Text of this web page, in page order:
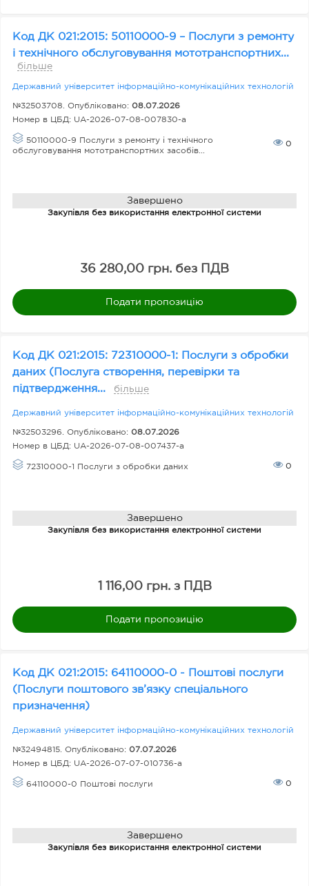
Код ДК 021:2015: 50110000-9 – Послуги з ремонту
і технічного обслуговування мототранспортних...
більше
Державний університет інформаційно-комунікаційних технологій
№32503708. Опубліковано: 08.07.2026
Номер в ЦБД: UA-2026-07-08-007830-a
50110000-9 Послуги з ремонту і технічного
обслуговування мототранспортних засобів...
0
Завершено
Закупівля без використання електронної системи
36 280,00 грн. без ПДВ
Подати пропозицію
Код ДК 021:2015: 72310000-1: Послуги з обробки
даних (Послуга створення, перевірки та
підтвердження...
більше
Державний університет інформаційно-комунікаційних технологій
№32503296. Опубліковано: 08.07.2026
Номер в ЦБД: UA-2026-07-08-007437-a
72310000-1 Послуги з обробки даних 0
Завершено
Закупівля без використання електронної системи
1 116,00 грн. з ПДВ
Подати пропозицію
Код ДК 021:2015: 64110000-0 - Поштові послуги
(Послуги поштового зв’язку спеціального
призначення)
Державний університет інформаційно-комунікаційних технологій
№32494815. Опубліковано: 07.07.2026
Номер в ЦБД: UA-2026-07-07-010736-a
64110000-0 Поштові послуги 0
Завершено
Закупівля без використання електронної системи
О
б
ла
ст
ь
ва
рт
ть
гр
н.
Д